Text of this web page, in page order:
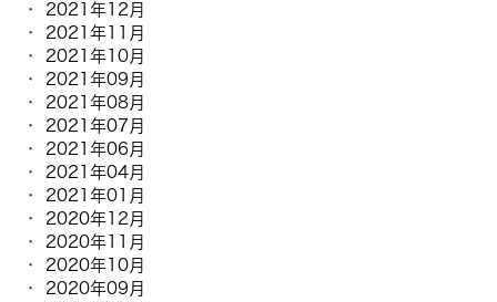
2021年12月
2021年11月
2021年10月
2021年09月
2021年08月
2021年07月
2021年06月
2021年04月
2021年01月
2020年12月
2020年11月
2020年10月
2020年09月